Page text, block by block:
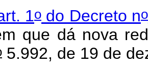
1o do Decreto no
que dá nova
5.992, de 19 de